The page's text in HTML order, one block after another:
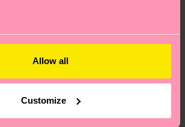
Allow all
Customize